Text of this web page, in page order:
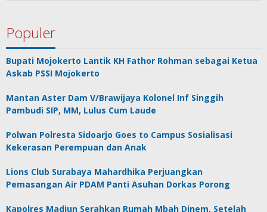
Populer
Bupati Mojokerto Lantik KH Fathor Rohman sebagai Ketua
Askab PSSI Mojokerto
Mantan Aster Dam V/Brawijaya Kolonel Inf Singgih
Pambudi SIP, MM, Lulus Cum Laude
Polwan Polresta Sidoarjo Goes to Campus Sosialisasi
Kekerasan Perempuan dan Anak
Lions Club Surabaya Mahardhika Perjuangkan
Pemasangan Air PDAM Panti Asuhan Dorkas Porong
Kapolres Madiun Serahkan Rumah Mbah Dinem, Setelah